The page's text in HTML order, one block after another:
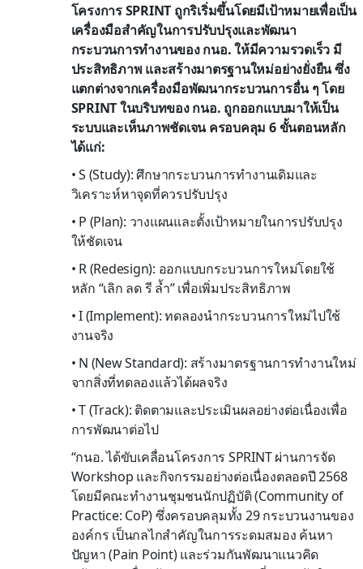
โครงการ SPRINT ถูกริเริ่มขึ้นโดยมีเป้าหมายเพื่อเป็น
เครื่องมือสำคัญในการปรับปรุงและพัฒนา
กระบวนการทำงานของ กนอ. ให้มีความรวดเร็ว มี
ประสิทธิภาพ และสร้างมาตรฐานใหม่อย่างยั่งยืน ซึ่ง
แตกต่างจากเครื่องมือพัฒนากระบวนการอื่น ๆ โดย
SPRINT ในบริบทของ กนอ. ถูกออกแบบมาให้เป็น
ระบบและเห็นภาพชัดเจน ครอบคลุม 6 ขั้นตอนหลัก
ได้แก่:
• S (Study): ศึกษากระบวนการทำงานเดิมและ
วิเคราะห์หาจุดที่ควรปรับปรุง
• P (Plan): วางแผนและตั้งเป้าหมายในการปรับปรุง
ให้ชัดเจน
• R (Redesign): ออกแบบกระบวนการใหม่โดยใช้
หลัก “เลิก ลด รี ล้ำ” เพื่อเพิ่มประสิทธิภาพ
• I (Implement): ทดลองนำกระบวนการใหม่ไปใช้
งานจริง
• N (New Standard): สร้างมาตรฐานการทำงานใหม่
จากสิ่งที่ทดลองแล้วได้ผลจริง
• T (Track): ติดตามและประเมินผลอย่างต่อเนื่องเพื่อ
การพัฒนาต่อไป
“กนอ. ได้ขับเคลื่อนโครงการ SPRINT ผ่านการจัด
Workshop และกิจกรรมอย่างต่อเนื่องตลอดปี 2568
โดยมีคณะทำงานชุมชนนักปฏิบัติ (Community of
Practice: CoP) ซึ่งครอบคลุมทั้ง 29 กระบวนงานของ
องค์กร เป็นกลไกสำคัญในการระดมสมอง ค้นหา
ปัญหา (Pain Point) และร่วมกันพัฒนาแนวคิด